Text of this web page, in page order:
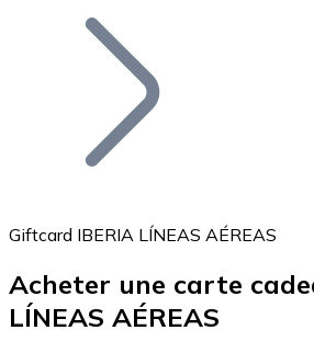
Ajoutez le token de votre
Bitcoin
Giftcard IBERIA LÍNEAS AÉREAS
Acheter une carte
LÍNEAS AÉREAS